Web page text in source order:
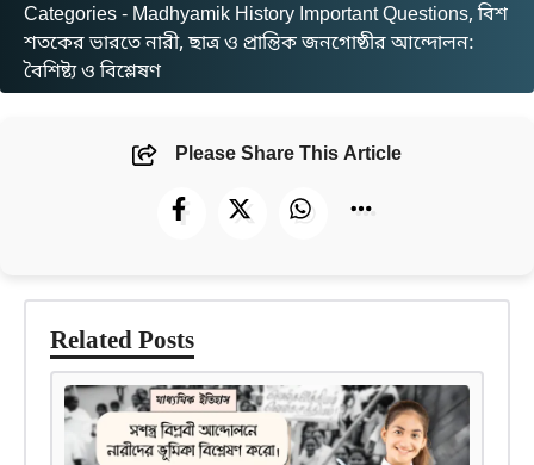
Categories - Madhyamik History Important Questions, বিশ
শতকের ভারতে নারী, ছাত্র ও প্রান্তিক জনগোষ্ঠীর আন্দোলন:
বৈশিষ্ট্য ও বিশ্লেষণ
Please Share This Article
Related Posts